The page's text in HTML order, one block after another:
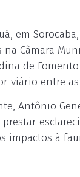
em
Câmara
de
viário entre
Antônio
impactos à